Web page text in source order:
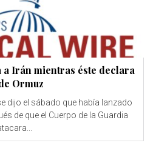
a Irán mientras éste declara
Ormuz
dijo el sábado que había lanzado
de que el Cuerpo de la Guardia